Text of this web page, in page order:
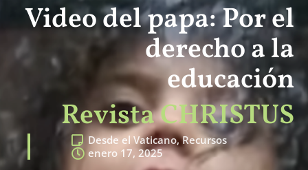
Video del papa: Por el
derecho a la
educación
Revista CHRISTUS
Desde el Vaticano,Recursos
enero 17, 2025